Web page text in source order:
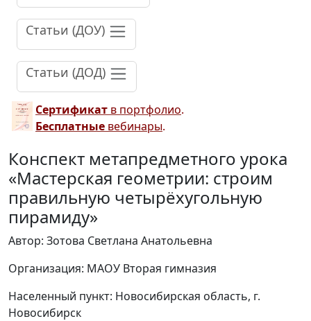
Статьи (ДОУ)
Статьи (ДОД)
Сертификат в портфолио.
Бесплатные вебинары.
Конспект метапредметного урока
«Мастерская геометрии: строим
правильную четырёхугольную
пирамиду»
Автор: Зотова Светлана Анатольевна
Организация: МАОУ Вторая гимназия
Населенный пункт: Новосибирская область, г.
Новосибирск